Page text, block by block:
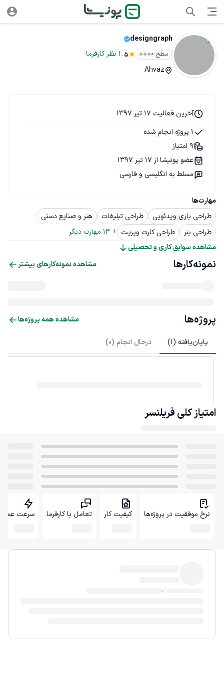
designgraph
سطح ۰ 5
.
1 نظر کارفرما
Ahvaz
مهارت‌ها
طراحی بازی ویدئویی
طراحی تبلیغات
هنر و صنایع دستی
طراحی بنر
طراحی کارت ویزیت +
13 مهارت دیگر
مشاهده سوابق کاری و تحصیلی
آخرین فعالیت 17 تیر 1397
1 پروژه انجام شده
9 امتیاز
عضو پونیشا از 17 تیر 1397
مسلط به انگلیسی و فارسی
نمونه‌کارها مشاهده نمونه‌کارهای بیشتر
پروژه‌ها مشاهده همه پروژه‌ها
پایان‌یافته (1
) درحال انجام (0
)
امتیاز کلی فریلنسر
نرخ موفقیت در پروژه‌ها کیفیت کار تعامل با کارفرما سرعت عمل